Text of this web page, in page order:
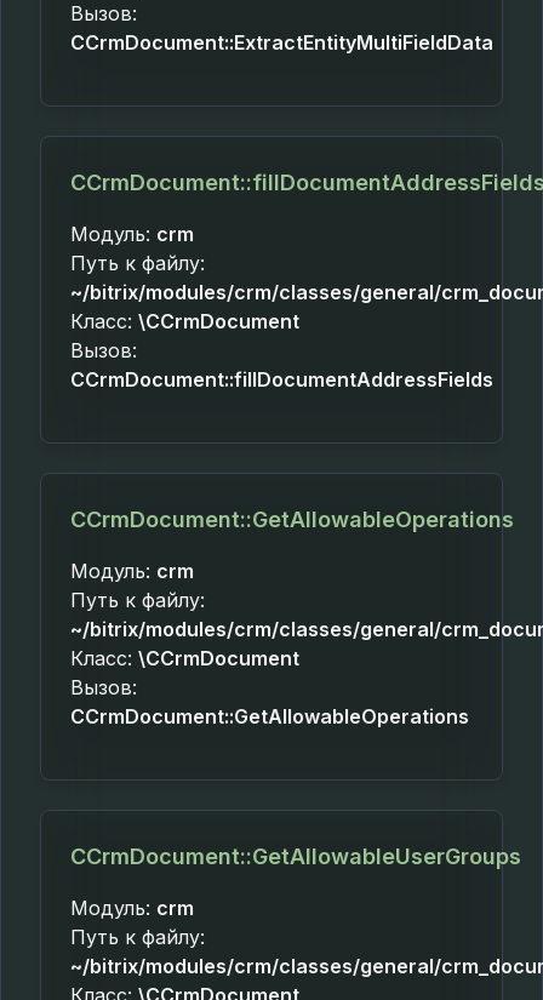
Вызов:
CCrmDocument::ExtractEntityMultiFieldData
Модуль: crm
Путь к файлу:
~/bitrix/modules/crm/classes/general/
Класс: \CCrmDocument
Вызов:
CCrmDocument::fillDocumentAddressFields
CCrmDocument::GetAllowableOperations
Модуль: crm
Путь к файлу:
~/bitrix/modules/crm/classes/general/
Класс: \CCrmDocument
Вызов:
CCrmDocument::GetAllowableOperations
CCrmDocument::GetAllowableUserGroups
Модуль: crm
Путь к файлу:
~/bitrix/modules/crm/classes/general/
Класс: \CCrmDocument